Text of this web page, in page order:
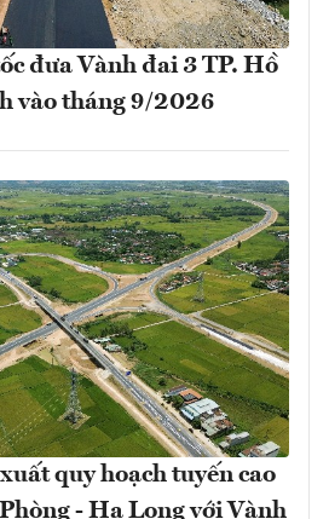
đưa Vành đai 3 TP. Hồ
vào tháng 9/2026
quy hoạch tuyến cao
- Hạ Long với Vành